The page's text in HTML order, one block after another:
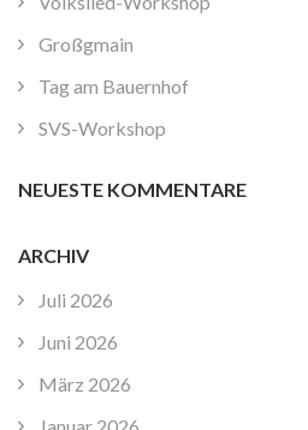
Großgmain
Tag am Bauernhof
SVS-Workshop
NEUESTE KOMMENTARE
ARCHIV
Juli 2026
Juni 2026
März 2026